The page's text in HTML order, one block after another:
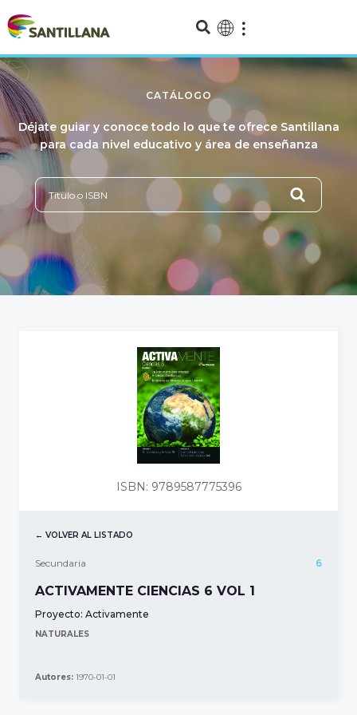
CATÁLOGO
Déjate guiar y conoce todo lo que te ofrece Santillana
para cada nivel educativo y área de enseñanza
← VOLVER AL LISTADO
Secundaria 6
ACTIVAMENTE CIENCIAS 6 VOL 1
Proyecto: Activamente
NATURALES
Autores: 1970-01-01
ISBN: 9789587775396